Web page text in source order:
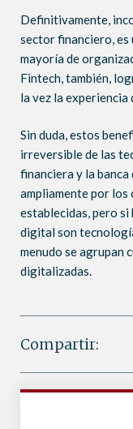
Definitivamente,
sector financiero, es
mayoría de
Fintech, también,
la vez la experiencia
Sin duda, estos
irreversible de las
financiera y la
ampliamente por los
establecidas, pero
digital son
menudo se agrupan
digitalizadas.
Compartir: